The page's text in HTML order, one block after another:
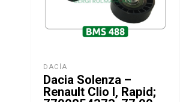
DACIA
Dacia Solenza –
Renault Clio I, Rapid;